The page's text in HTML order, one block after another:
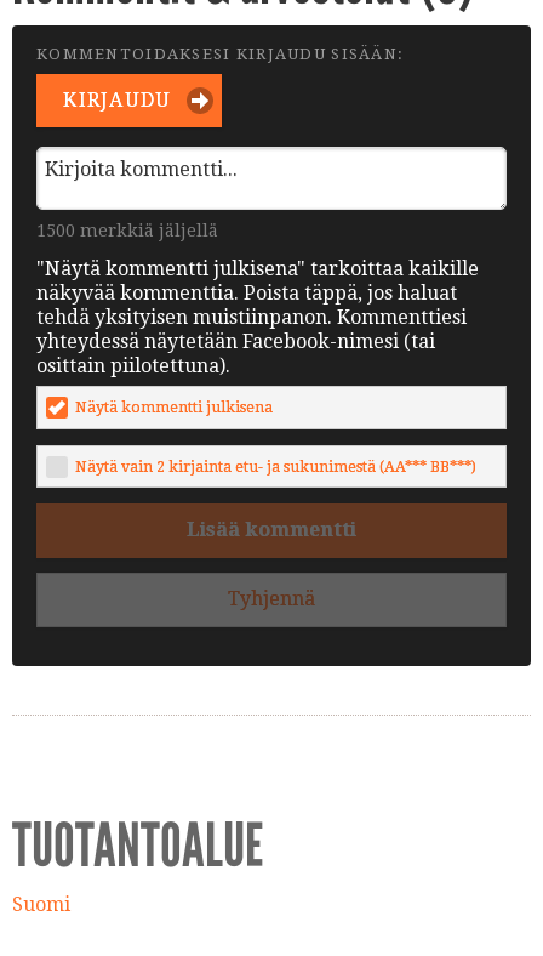
KOMMENTOIDAKSESI KIRJAUDU SISÄÄN:
KIRJAUDU
1500 merkkiä jäljellä
"Näytä kommentti julkisena" tarkoittaa kaikille
näkyvää kommenttia. Poista täppä, jos haluat
tehdä yksityisen muistiinpanon. Kommenttiesi
yhteydessä näytetään Facebook-nimesi (tai
osittain piilotettuna).
Näytä kommentti julkisena
Näytä vain 2 kirjainta etu- ja sukunimestä (AA*** BB***)
Lisää kommentti
Tyhjennä
TUOTANTOALUE
Suomi